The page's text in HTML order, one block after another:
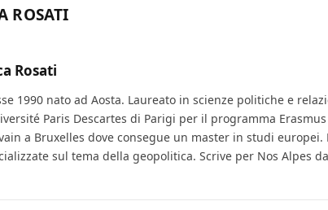
ROSATI
Rosati
1990 nato ad Aosta. Laureato in scienze politiche e
Paris Descartes di Parigi per il programma
a Bruxelles dove consegue un master in studi
sul tema della geopolitica. Scrive per Nos Alpes